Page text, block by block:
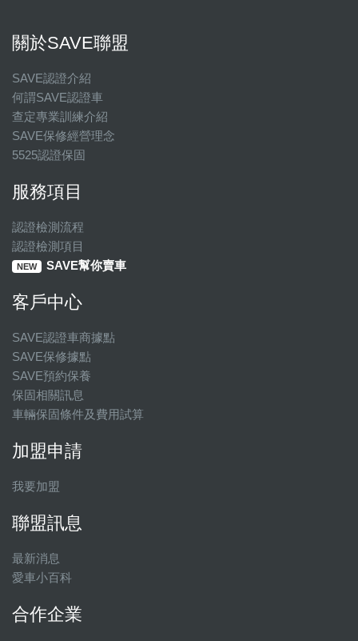
關於SAVE聯盟
SAVE認證介紹
何謂SAVE認證車
查定專業訓練介紹
SAVE保修經營理念
5525認證保固
服務項目
認證檢測流程
認證檢測項目
NEW SAVE幫你賣車
客戶中心
SAVE認證車商據點
SAVE保修據點
SAVE預約保養
保固相關訊息
車輛保固條件及費用試算
加盟申請
我要加盟
聯盟訊息
最新消息
愛車小百科
合作企業